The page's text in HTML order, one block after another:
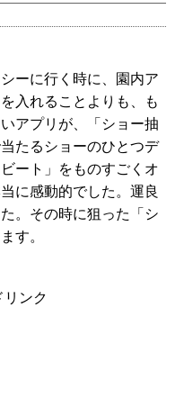
ーに行く時に、園内ア
入れることよりも、も
アプリが、「ショー抽
たるショーのひとつデ
ート」をものすごくオ
に感動的でした。運良
。その時に狙った「シ
す。
ンク